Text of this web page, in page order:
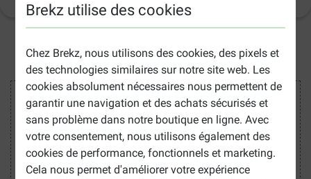
Brekz utilise des cookies
Chez Brekz, nous utilisons des cookies, des pixels et
des technologies similaires sur notre site web. Les
cookies absolument nécessaires nous permettent de
garantir une navigation et des achats sécurisés et
sans problème dans notre boutique en ligne. Avec
votre consentement, nous utilisons également des
cookies de performance, fonctionnels et marketing.
Cela nous permet d'améliorer votre expérience
2-5 jours ouvrables estimés, sauf indication contraire.
Acheter en toute sécurité